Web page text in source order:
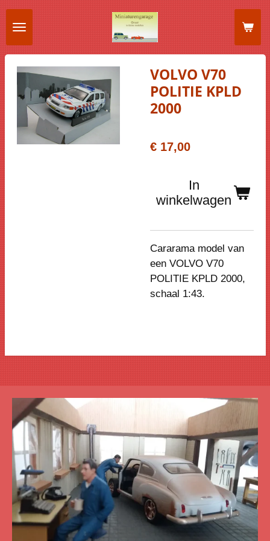
Ga
direct
naar
de
hoofdinhoud
VOLVO V70
POLITIE KPLD
2000
€ 17,00
In
winkelwagen
Cararama model van
een VOLVO V70
POLITIE KPLD 2000,
schaal 1:43.